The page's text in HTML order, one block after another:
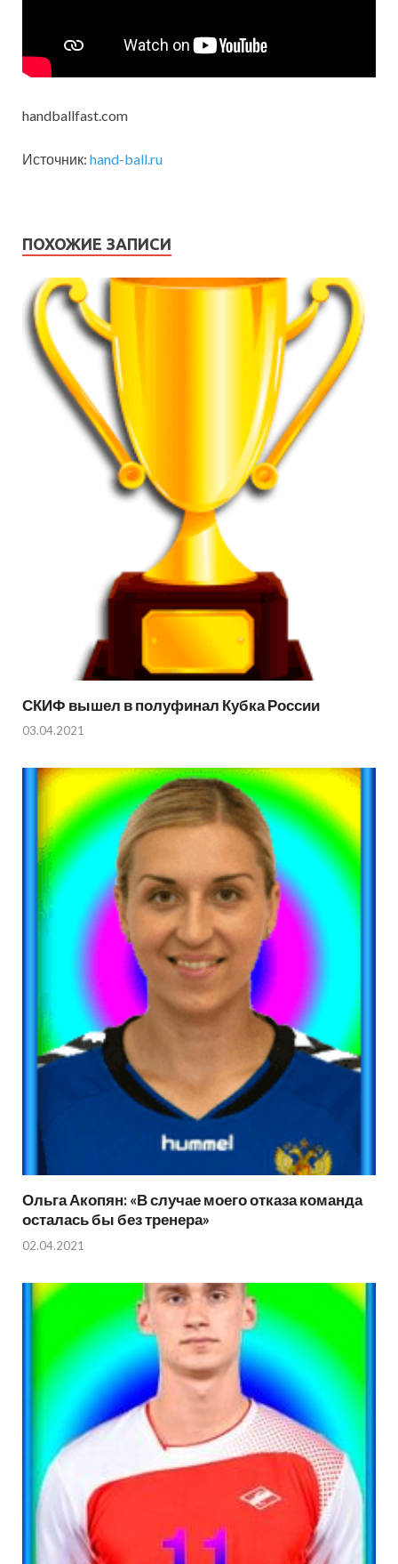
handballfast.com
Источник: hand-ball.ru
ПОХОЖИЕ ЗАПИСИ
СКИФ вышел в полуфинал Кубка России
03.04.2021
Ольга Акопян: «В случае моего отказа команда
осталась бы без тренера»
02.04.2021